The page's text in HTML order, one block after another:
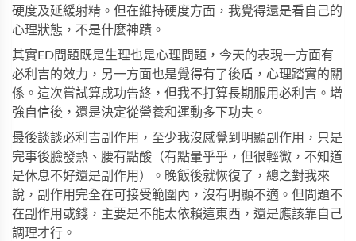
硬度及延緩射精。但在維持硬度方面，我覺得還是看自己的
心理狀態，不是什麼神蹟。
其實ED問題既是生理也是心理問題，今天的表現一方面有
必利吉的效力，另一方面也是覺得有了後盾，心理踏實的關
係。這次嘗試算成功告終，但我不打算長期服用必利吉。增
強自信後，還是決定從營養和運動多下功夫。
最後談談必利吉副作用，至少我沒感覺到明顯副作用，只是
完事後臉發熱、腰有點酸（有點暈乎乎，但很輕微，不知道
是休息不好還是副作用）。晚飯後就恢復了，總之對我來
說，副作用完全在可接受範圍內，沒有明顯不適。但問題不
在副作用或錢，主要是不能太依賴這東西，還是應該靠自己
調理才行。